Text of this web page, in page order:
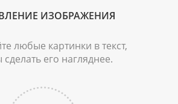
ИЗОБРАЖЕНИЯ
любые картинки в текст,
сделать его нагляднее.